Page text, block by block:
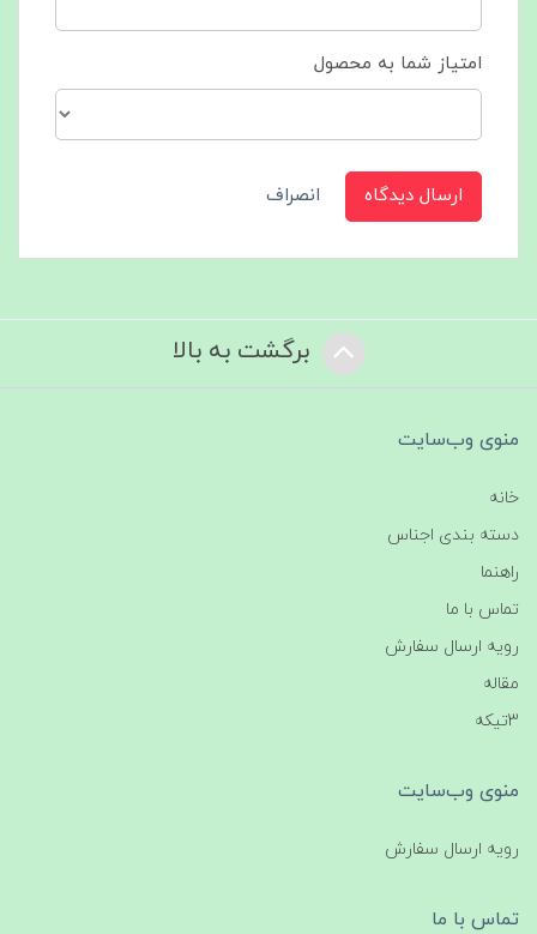
امتیاز شما به محصول
ارسال دیدگاه انصراف
برگشت به بالا
منوی وب‌سایت
خانه
دسته بندی اجناس
راهنما
تماس با ما
رویه ارسال سفارش
مقاله
3تیکه
منوی وب‌سایت
رویه ارسال سفارش
تماس با ما